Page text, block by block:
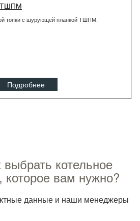
ТШПМ
топки с шурующей планкой ТШПМ.
Подробнее
котельное
которое вам нужно?
данные и наши менеджеры